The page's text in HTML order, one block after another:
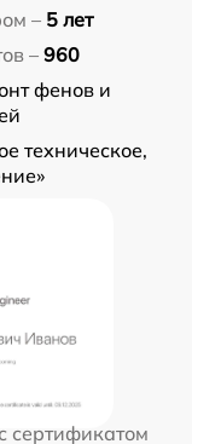
– 5 лет
– 960
фенов и
техническое,
сертификатом